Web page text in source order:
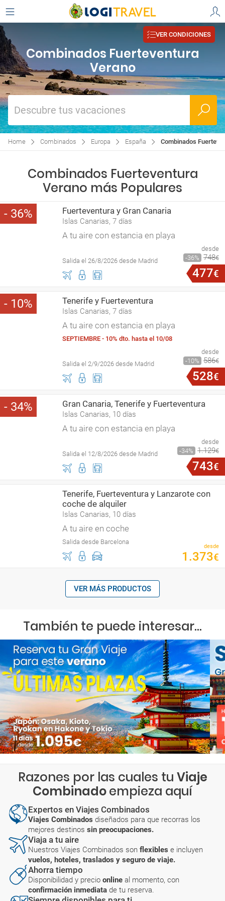
VER CONDICIONES
Combinados Fuerteventura
Verano
Descubre tus vacaciones
Home Combinados Europa España Combinados
Combinados Fuerteventura
Verano más Populares
36 Fuerteventura y Gran Canaria
Islas Canarias, 7 días
A tu aire con estancia en playa
Salida el 26/8/2026 desde Madrid
desde
36
748€
477€
10 Tenerife y Fuerteventura
Islas Canarias, 7 días
A tu aire con estancia en playa
SEPTIEMBRE - 10% dto. hasta el 10/08
Salida el 2/9/2026 desde Madrid
desde
10
586€
528€
34 Gran Canaria, Tenerife y Fuerteventura
Islas Canarias, 10 días
A tu aire con estancia en playa
Salida el 12/8/2026 desde Madrid
desde
34
1.129€
743€
Tenerife, Fuerteventura y Lanzarote con
coche de alquiler
Islas Canarias, 10 días
A tu aire en coche
Salida desde Barcelona
desde
1 .373€
VER MÁS PRODUCTOS
También te puede interesar...
Razones por las cuales tu Viaje
Combinadoempieza aquí
Expertos en Viajes Combinados
Viajes Combinados diseñados para que recorras los
mejores destinos sin preocupaciones.
Viaja a tu aire
Nuestros Viajes Combinados son flexibles e incluyen
vuelos, hoteles, traslados y seguro de viaje.
Ahorra tiempo
Disponibilidad y precio online al momento, con
confirmación inmediata de tu reserva.